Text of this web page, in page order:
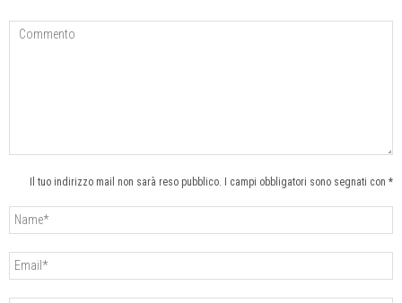
Il tuo indirizzo mail non sarà reso pubblico. I campi obbligatori sono segnati con *